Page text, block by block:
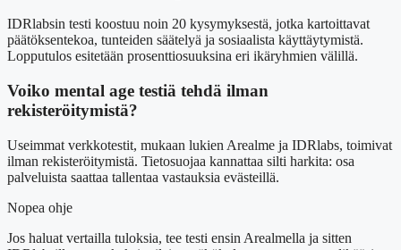
IDRlabsin testi koostuu noin 20 kysymyksestä, jotka kartoittavat
päätöksentekoa, tunteiden säätelyä ja sosiaalista käyttäytymistä.
Lopputulos esitetään prosenttiosuuksina eri ikäryhmien välillä.
Voiko mental age testiä tehdä ilman
rekisteröitymistä?
Useimmat verkkotestit, mukaan lukien Arealme ja IDRlabs, toimivat
ilman rekisteröitymistä. Tietosuojaa kannattaa silti harkita: osa
palveluista saattaa tallentaa vastauksia evästeillä.
Nopea ohje
Jos haluat vertailla tuloksia, tee testi ensin Arealmella ja sitten